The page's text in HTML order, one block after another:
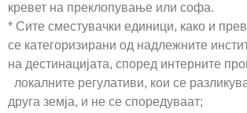
кревет на преклопување или софа.
* Сите сместувачки единици, како и
се категоризирани од надлежните
на дестинацијата, според интерните
локалните регулативи, кои се
друга земја, и не се споредуваат;